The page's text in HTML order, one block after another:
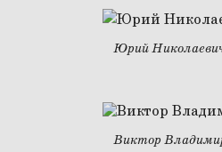
Юрий
Виктор